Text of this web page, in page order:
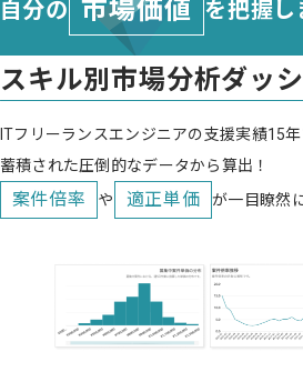
自分の 市場価値 を把握
スキル別市場分析ダッ
ITフリーランスエンジニアの支援実績15
蓄積された圧倒的なデータから算出！
案件倍率 や 適正単価 が一目瞭然